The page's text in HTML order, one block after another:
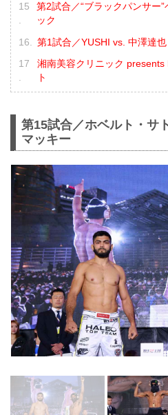
第2試合／“ブラックパンサー
ック
第1試合／YUSHI vs. 中澤達也
湘南美容クリニック
ト
第15試合／ホベルト・サ
マッキー